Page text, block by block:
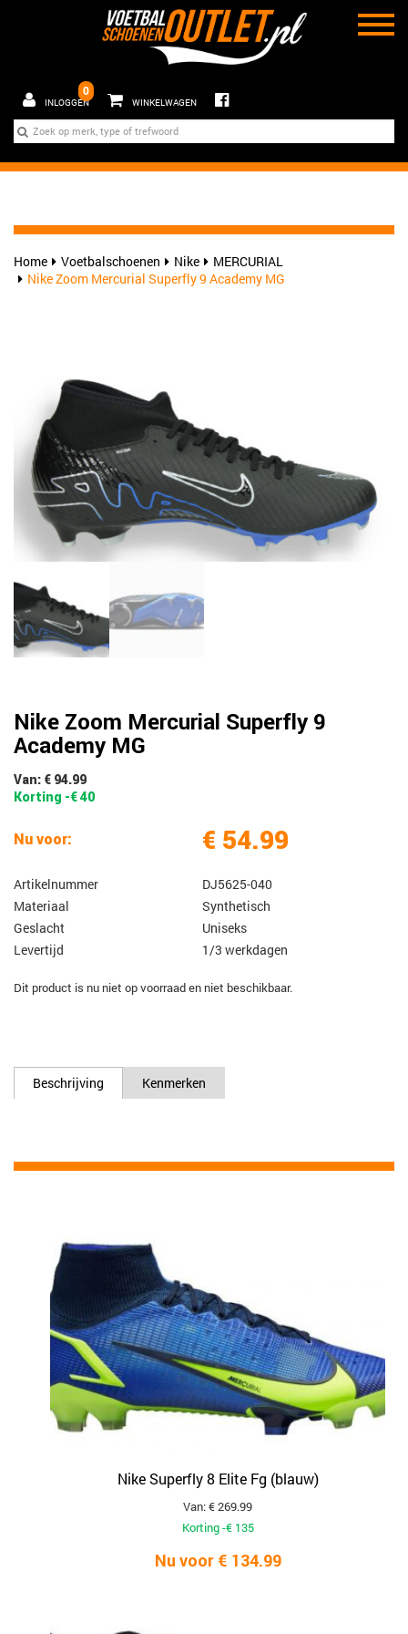
INLOGGEN
0
WINKELWAGEN
Home Voetbalschoenen Nike
MERCURIAL
Nike Zoom Mercurial Superfly 9 Academy MG
Nike Zoom Mercurial Superfly 9
Academy MG
Van: € 94.99
Korting -€ 40
Nu voor: € 54.99
Artikelnummer
DJ5625-040
Materiaal
Synthetisch
Geslacht
Uniseks
Levertijd
1/3 werkdagen
Dit product is nu niet op voorraad en niet beschikbaar.
Beschrijving Kenmerken
Nike Superfly 8 Elite Fg (blauw)
Van: € 269.99
Korting -€ 135
Nu voor € 134.99